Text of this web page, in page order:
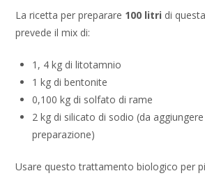
La ricetta per preparare 100 litri di
prevede il mix di:
1, 4 kg di litotamnio
1 kg di bentonite
0,100 kg di solfato di rame
2 kg di silicato di sodio (da
preparazione)
Usare questo trattamento biologico per